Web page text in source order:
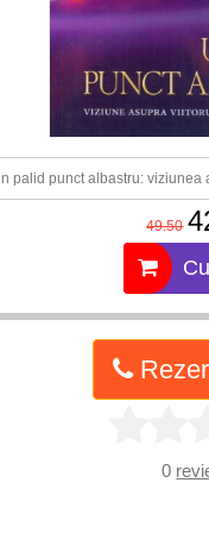
palid punct albastru:
49.50
0